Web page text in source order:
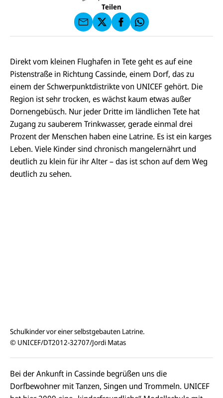
Teilen
I
C
E
e
n
d
e
n
C
E
F
a
X
a
u
f
F
a
b
o
o
k
uf
W
h
a
p
p
Direkt vom kleinen Flughafen in Tete geht es auf eine
Pistenstraße in Richtung Cassinde, einem Dorf, das zu
einem der Schwerpunktdistrikte von UNICEF gehört. Die
Region ist sehr trocken, es wächst kaum etwas außer
Dornengebüsch. Nur jeder Dritte im ländlichen Tete hat
Zugang zu sauberem Trinkwasser, gerade einmal drei
Prozent der Menschen haben eine Latrine. Es ist ein karges
Leben. Viele Kinder sind chronisch mangelernährt und
deutlich zu klein für ihr Alter – das ist schon auf dem Weg
deutlich zu sehen.
Schulkinder vor einer selbstgebauten Latrine.
© UNICEF/DT2012-32707/Jordi Matas
Bei der Ankunft in Cassinde begrüßen uns die
Dorfbewohner mit Tanzen, Singen und Trommeln. UNICEF